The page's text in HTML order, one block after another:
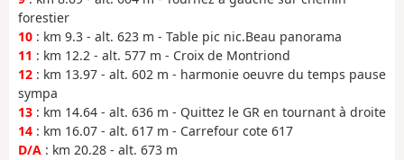
forestier
10 : km 9.3 - alt. 623 m - Table pic nic.Beau panorama
11 : km 12.2 - alt. 577 m - Croix de Montriond
12 : km 13.97 - alt. 602 m - harmonie oeuvre du temps pause
sympa
13 : km 14.64 - alt. 636 m - Quittez le GR en tournant à droite
14 : km 16.07 - alt. 617 m - Carrefour cote 617
D/A : km 20.28 - alt. 673 m